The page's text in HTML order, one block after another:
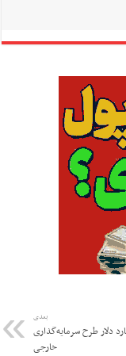
بعدی
میلیارد دلار طرح سرمایه‌گذاری
خارجی